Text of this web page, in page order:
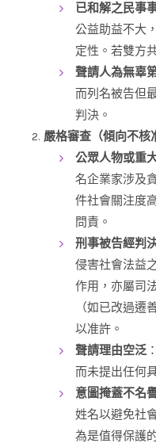
已和解之民事
公益助益不大
定性。若雙方
聲請人為無辜
而列名被告但
判決。
嚴格審查（傾向不核
公眾人物或重
名企業家涉及
件社會關注度
問責。
刑事被告經判
侵害社會法益
作用，亦屬司
（如已改過遷
以准許。
聲請理由空泛
而未提出任何
意圖掩蓋不名
姓名以避免社
為是值得保護